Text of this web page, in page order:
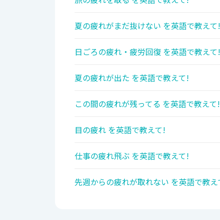
夏の疲れがまだ抜けない を英語で教えて!
日ごろの疲れ・疲労回復 を英語で教えて!
夏の疲れが出た を英語で教えて!
この間の疲れが残ってる を英語で教えて!
目の疲れ を英語で教えて!
仕事の疲れ飛ぶ を英語で教えて!
先週からの疲れが取れない を英語で教え